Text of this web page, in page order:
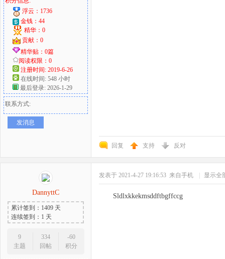
浮云：1736
金钱：44
精华：0
贡献：0
精华贴：0篇
阅读权限：0
注册时间: 2019-6-26
在线时间: 548 小时
最后登录: 2026-1-29
联系方式:
发消息
回复 支持 反对
DannyttC
累计签到：1409 天
连续签到：1 天
9
主题
334
回帖
-60
积分
发表于 2021-4-27 19:16:53 来自手机 显示全
Sldlxkkekmsddftbgffccg